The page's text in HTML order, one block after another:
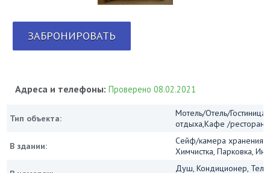
ЗАБРОНИРОВАТЬ
Адреса и телефоны:Проверено 08.02.2021
Тип объекта:
Мотель/Отель/
отдыха,Кафе /рестораны
В здании:
Сейф/камера хранения,
Химчистка, Парковка,
Душ, Кондиционер,